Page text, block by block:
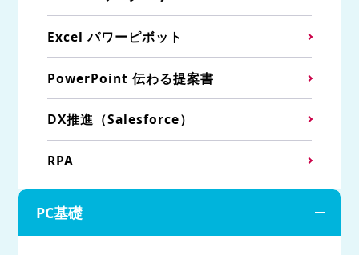
Excel パワーピボット
PowerPoint 伝わる提案書
DX推進（Salesforce）
RPA
PC基礎